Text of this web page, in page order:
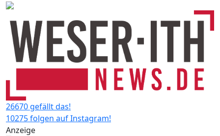
26670 gefällt das!
10275 folgen auf Instagram!
Anzeige